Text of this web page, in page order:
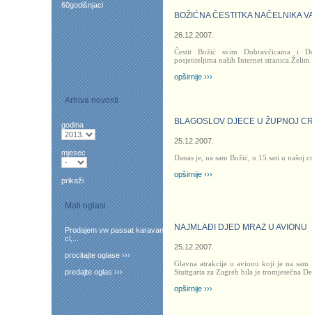
60godišnjaci
Arhiva novosti
godina
mjesec
prikaži
Mali oglasi
Prodajem vw passat karavan
cl,...
procitajte oglase ›››
predajte oglas ›››
BOŽIĆNA ČESTITKA NAČELNIKA
26.12.2007.
Čestit Božić svim Dobravčicama i
posjetiteljima naših Internet
opširnije ›››
BLAGOSLOV DJECE U ŽUPNOJ
25.12.2007.
Danas je, na sam Božić, u 15 sati u našoj
opširnije ›››
NAJMLAĐI DJED MRAZ U AVIONU
25.12.2007.
Glavna atrakcije u avionu koji je na
Stuttgarta za Zagreb bila je tromjesečna
opširnije ›››